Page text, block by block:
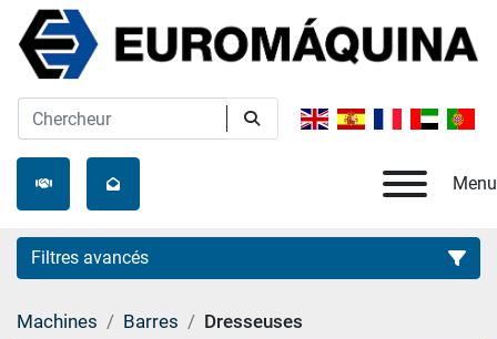
Menu
Filtres avancés
Catégorie
Machines Barres Dresseuses